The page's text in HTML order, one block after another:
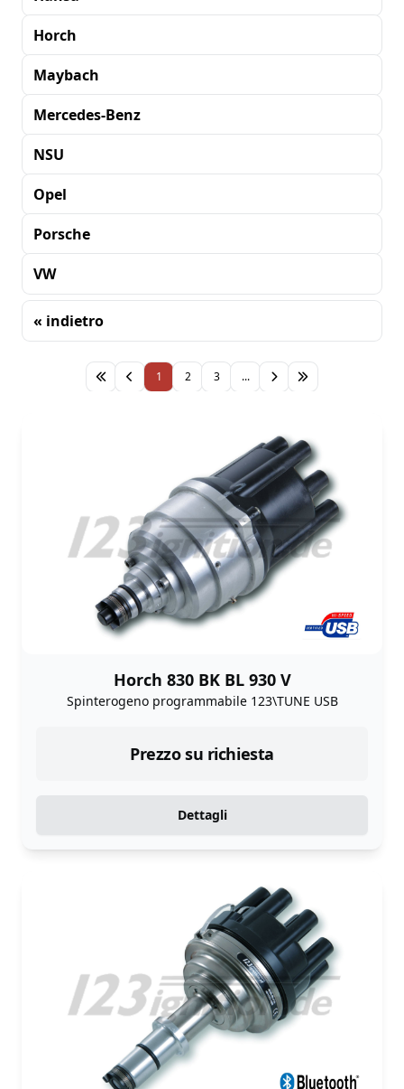
Horch
Maybach
Mercedes-Benz
NSU
Opel
Porsche
VW
« indietro
Ordinamento
1 2 3 ...
Horch 830 BK BL 930 V
Spinterogeno programmabile 123\TUNE USB
Prezzo su richiesta
Dettagli